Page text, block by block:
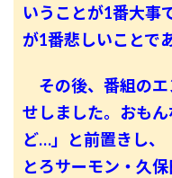
いうことが1番大事
が1番悲しいことで
その後、番組のエ
せしました。おも
ど…」と前置きし、
とろサーモン・久